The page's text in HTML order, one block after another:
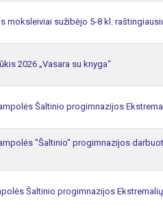
moksleiviai sužibėjo 5-8 kl.
2026 „Vasara su knyga“
Šaltinio progimnazijos
"Šaltinio" progimnazijos
Šaltinio progimnazijos